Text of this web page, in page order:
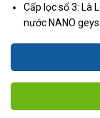
Cấp lọc số 3: Là
nước NANO